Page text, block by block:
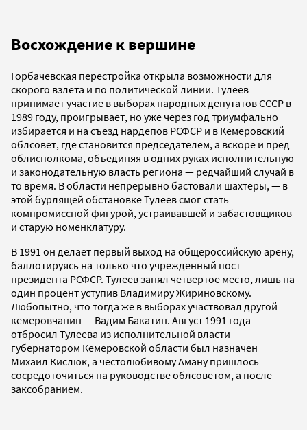
Восхождение к вершине
Горбачевская перестройка открыла возможности для
скорого взлета и по политической линии. Тулеев
принимает участие в выборах народных депутатов СССР в
1989 году, проигрывает, но уже через год триумфально
избирается и на съезд нардепов РСФСР и в Кемеровский
облсовет, где становится председателем, а вскоре и пред
облисполкома, объединяя в одних руках исполнительную
и законодательную власть региона — редчайший случай в
то время. В области непрерывно бастовали шахтеры, — в
этой бурлящей обстановке Тулеев смог стать
компромиссной фигурой, устраивавшей и забастовщиков
и старую номенклатуру.
В 1991 он делает первый выход на общероссийскую арену,
баллотируясь на только что учрежденный пост
президента РСФСР. Тулеев занял четвертое место, лишь на
один процент уступив Владимиру Жириновскому.
Любопытно, что тогда же в выборах участвовал другой
кемеровчанин — Вадим Бакатин. Август 1991 года
отбросил Тулеева из исполнительной власти —
губернатором Кемеровской области был назначен
Михаил Кислюк, а честолюбивому Аману пришлось
сосредоточиться на руководстве облсоветом, а после —
заксобранием.